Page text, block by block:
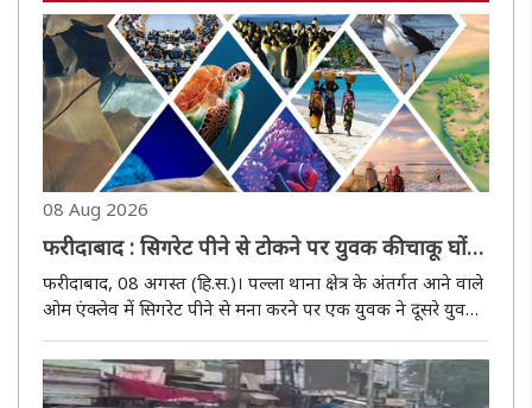
08 Aug 2026
फरीदाबाद : सिगरेट पीने से टोकने पर युवक की चाकू घोंप
हत्या
फरीदाबाद, 08 अगस्त (हि.स.)। पल्ला थाना क्षेत्र के अंतर्गत आने वाले
ओम एंक्लेव में सिगरेट पीने से मना करने पर एक युवक ने दूसरे युवक
ले जाया गया, जहां उसकी मौत हो गई। घटना के बाद पुलिस ने ..